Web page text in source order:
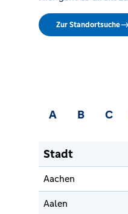
Zur Standortsuche
A B C
Stadt
Aachen
Aalen